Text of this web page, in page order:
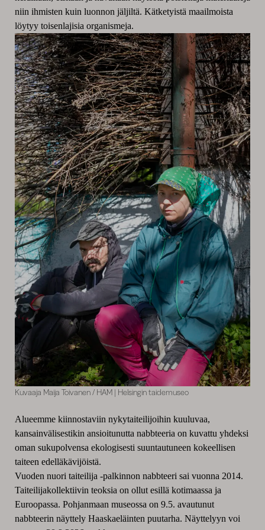
niin ihmisten kuin luonnon jäljiltä. Kätketyistä maailmoista
löytyy toisenlajisia organismeja.
Kuvaaja Maija Toivanen / HAM | Helsingin taidemuseo
Alueemme kiinnostaviin nykytaiteilijoihin kuuluvaa,
kansainvälisestikin ansioitunutta nabbteeria on kuvattu yhdeksi
oman sukupolvensa ekologisesti suuntautuneen kokeellisen
taiteen edelläkävijöistä.
Vuoden nuori taiteilija -palkinnon nabbteeri sai vuonna 2014.
Taiteilijakollektiivin teoksia on ollut esillä kotimaassa ja
Euroopassa. Pohjanmaan museossa on 9.5. avautunut
nabbteerin näyttely Haaskaeläinten puutarha. Näyttelyyn voi